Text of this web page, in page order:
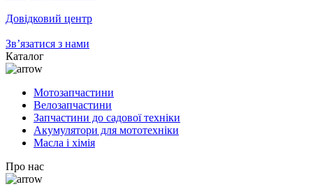
Довідковий центр
Зв’язатися з нами
Каталог
Мотозапчастини
Велозапчастини
Запчастини до садової техніки
Акумулятори для мототехніки
Масла і хімія
Про нас